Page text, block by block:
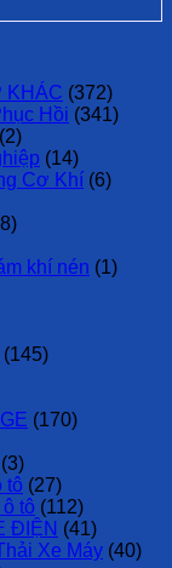
KHÁC (372)
Hồi (341)
(2)
(14)
Cơ Khí (6)
khí nén (1)
(145)
(170)
(3)
tô (27)
tô (112)
ĐIỆN (41)
Xe Máy (40)